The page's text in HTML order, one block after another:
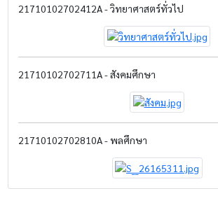
21710102702412A - วิทยาศาสตร์ทั่วไป
21710102702711A - สังคมศึกษา
21710102702810A - พลศึกษา